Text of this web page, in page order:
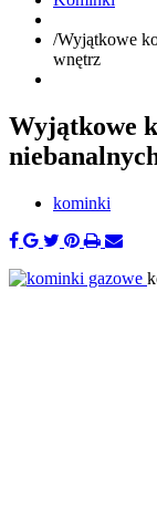
/Wyjątkowe
wnętrz
Wyjątkowe
kominki